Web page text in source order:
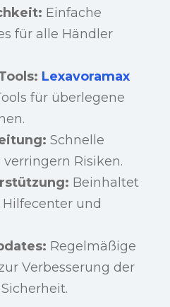
Einfache
für alle Händler
Lexavoramax
für überlegene
Schnelle
Risiken.
Beinhaltet
und
Regelmäßige
Verbesserung der